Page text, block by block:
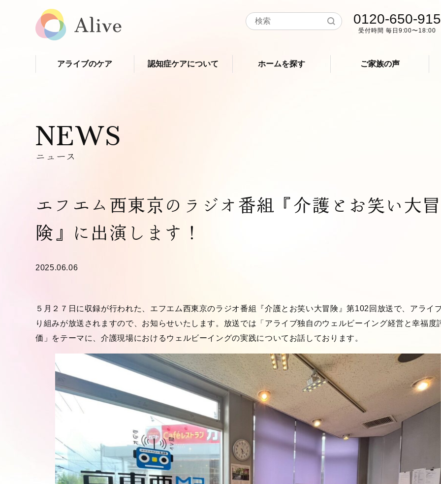
0120-650-915
受付時間 毎日9:00〜18:00
アライブのケア 認知症ケアについて ホームを探す ご家族の声
NEWS
ニュース
エフエム西東京のラジオ番組『介護とお笑い大冒
険』に出演します！
2025.06.06
５月２７日に収録が行われた、エフエム西東京のラジオ番組『介護とお笑い大冒険』第102回放送で、アライ
り組みが放送されますので、お知らせいたします。放送では「アライブ独自のウェルビーイング経営と幸福度
価」をテーマに、介護現場におけるウェルビーイングの実践についてお話しております。